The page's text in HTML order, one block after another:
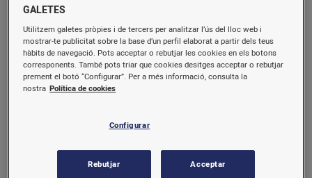
Bolígraf bic cristal blau 50
unitats 021701
13,6 €/u.
Comprar
unitats
2,3 €/u.
GALETES
Utilitzem galetes pròpies i de tercers per analitzar l’ús del lloc web i
mostrar-te publicitat sobre la base d’un perfil elaborat a partir dels teus
hàbits de navegació. Pots acceptar o rebutjar les cookies en els botons
corresponents. També pots triar que cookies desitges acceptar o rebutjar
prement el botó “Configurar”. Per a més informació, consulta la
nostra Política de cookies
Configurar
Rebutjar Acceptar